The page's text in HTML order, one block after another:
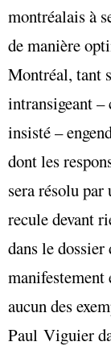
montréalais à
de manière
Montréal, tant
intransigeant –
insisté –
dont les
sera résolu
recule devant
dans le
manifestement
aucun des
Paul Viguier